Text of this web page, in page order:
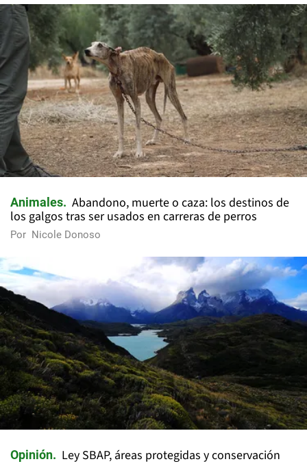
Animales
Abandono, muerte o caza: los destinos de
los galgos tras ser usados en carreras de perros
Por Nicole Donoso
Opinión Ley SBAP, áreas protegidas y conservación